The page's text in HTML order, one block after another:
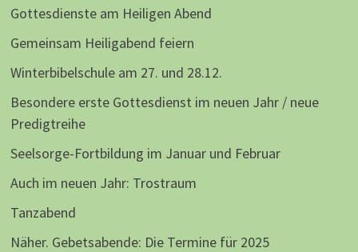
Gottesdienste am Heiligen Abend
Gemeinsam Heiligabend feiern
Winterbibelschule am 27. und 28.12.
Besondere erste Gottesdienst im neuen Jahr / neue
Predigtreihe
Seelsorge-Fortbildung im Januar und Februar
Auch im neuen Jahr: Trostraum
Tanzabend
Näher. Gebetsabende: Die Termine für 2025